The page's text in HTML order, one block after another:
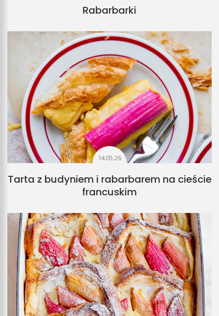
Rabarbarki
14.05.26
Tarta z budyniem i rabarbarem na cieście
francuskim